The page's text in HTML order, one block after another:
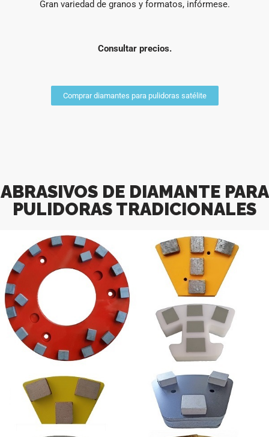
Gran variedad de granos y formatos, infórmese.
Consultar precios.
Comprar diamantes para pulidoras satélite
ABRASIVOS DE DIAMANTE PARA
PULIDORAS TRADICIONALES